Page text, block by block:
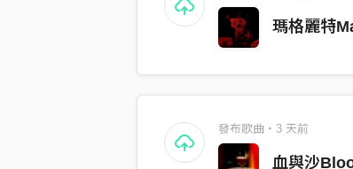
瑪格麗特
發布歌曲・3 天前
血與沙